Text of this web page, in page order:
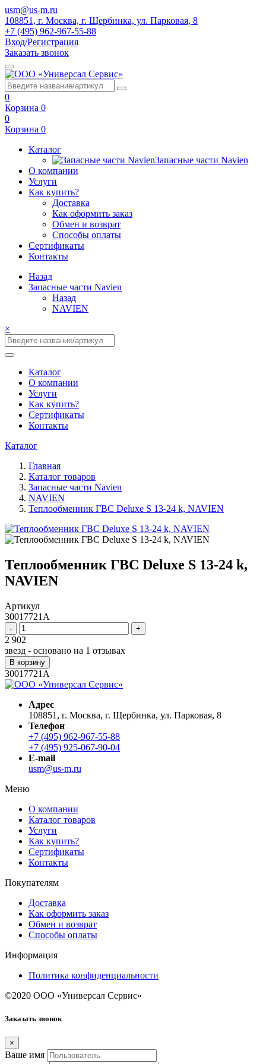
usm@us-m.ru
108851, г. Москва, г. Щербинка, ул. Парковая, 8
+7 (495) 962-967-55-88
Вход/Регистрация
Заказать звонок
0
Корзина 0
0
Корзина 0
Каталог
Запасные части Navien
О компании
Услуги
Как купить?
Доставка
Как оформить заказ
Обмен и возврат
Способы оплаты
Сертификаты
Контакты
Назад
Запасные части Navien
Назад
NAVIEN
×
Каталог
О компании
Услуги
Как купить?
Сертификаты
Контакты
Каталог
Главная
Каталог товаров
Запасные части Navien
NAVIEN
Теплообменник ГВС Deluxe S 13-24 k, NAVIEN
Теплообменник ГВС Deluxe S 13-24 k,
NAVIEN
Артикул
30017721A
- +
2 902
звезд - основано на 1 отзывах
В корзину
30017721A
Адрес
108851, г. Москва, г. Щербинка, ул. Парковая, 8
Телефон
+7 (495) 962-967-55-88
+7 (495) 925-067-90-04
E-mail
usm@us-m.ru
Меню
О компании
Каталог товаров
Услуги
Как купить?
Сертификаты
Контакты
Покупателям
Доставка
Как оформить заказ
Обмен и возврат
Способы оплаты
Информация
Политика конфиденциальности
©2020 ООО «Универсал Сервис»
Заказать звонок
×
Ваше имя